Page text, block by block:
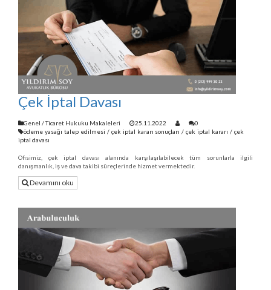
Çek İptal Davası
Genel /Ticaret Hukuku Makaleleri 25.11.2022
0
ödeme yasağı talep edilmesi / çek iptal kararı sonuçları /çek iptal kararı /çek
iptal davası
Ofisimiz, çek iptal davası alanında karşılaşılabilecek tüm sorunlarla ilgili
danışmanlık, iş ve dava takibi süreçlerinde hizmet vermektedir.
Devamını oku